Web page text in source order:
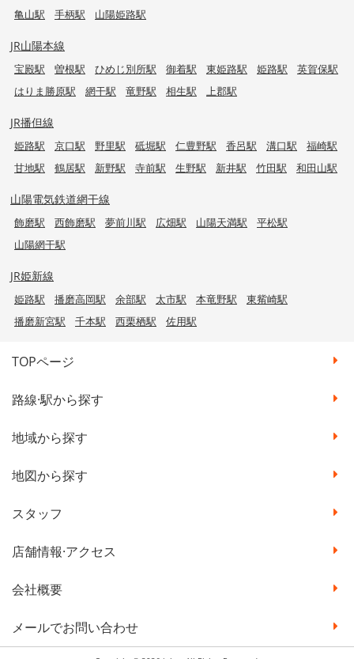
亀山駅
手柄駅 山陽姫路駅
JR山陽本線
宝殿駅 曽根駅 ひめじ別所駅 御着駅 東姫路駅 姫路駅
英賀保駅
はりま勝原駅
網干駅 竜野駅 相生駅 上郡駅
JR播但線
姫路駅 京口駅 野里駅 砥堀駅 仁豊野駅 香呂駅 溝口駅
福崎駅
甘地駅
鶴居駅 新野駅 寺前駅 生野駅 新井駅 竹田駅 和田山駅
山陽電気鉄道網干線
飾磨駅 西飾磨駅 夢前川駅 広畑駅 山陽天満駅
平松駅
山陽網干駅
JR姫新線
姫路駅 播磨高岡駅 余部駅 太市駅 本竜野駅
東觜崎駅
播磨新宮駅
千本駅 西栗栖駅 佐用駅
TOPページ
路線·駅から探す
地域から探す
地図から探す
スタッフ
店舗情報·アクセス
会社概要
メールでお問い合わせ